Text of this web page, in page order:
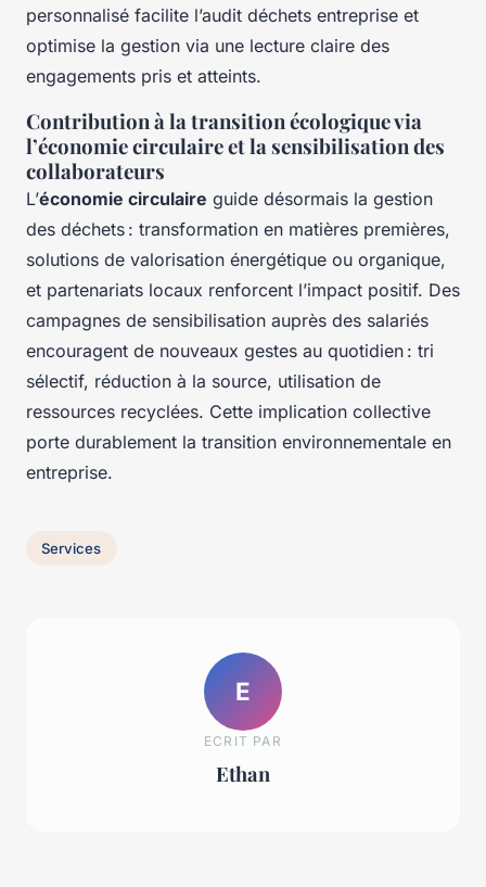
personnalisé facilite l’audit déchets entreprise et
optimise la gestion via une lecture claire des
engagements pris et atteints.
Contribution à la transition écologique via
l’économie circulaire et la sensibilisation des
collaborateurs
L’économie circulaire guide désormais la gestion
des déchets : transformation en matières premières,
solutions de valorisation énergétique ou organique,
et partenariats locaux renforcent l’impact positif. Des
campagnes de sensibilisation auprès des salariés
encouragent de nouveaux gestes au quotidien : tri
sélectif, réduction à la source, utilisation de
ressources recyclées. Cette implication collective
porte durablement la transition environnementale en
entreprise.
Services
E
ECRIT PAR
Ethan